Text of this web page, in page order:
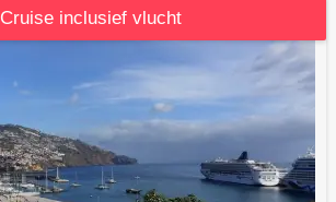
Cruise inclusief vlucht